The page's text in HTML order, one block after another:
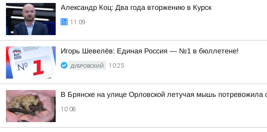
Александр Коц: Два года вторжению в Курск
11:09
Игорь Шевелёв: Единая Россия — №1 в бюллетене!
ДУБРОВСКИЙ 10:25
В Брянске на улице Орловской летучая мышь потревожила
10:08